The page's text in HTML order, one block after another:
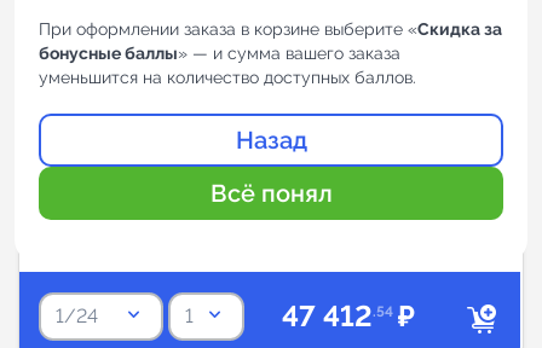
Новосибирска и Новосибирской
области, со зрелой платёжеспособной
аудиторией 25+
Новости и СМИ distanceНовосибирск
5.0
1/24 keyboard_arrow_down 1 keyboard_arrow_down 47 412.54 ₽
При оформлении заказа в корзине выберите «Скидка за
бонусные баллы» — и сумма вашего заказа
уменьшится на количество доступных баллов.
Назад
Всё понял